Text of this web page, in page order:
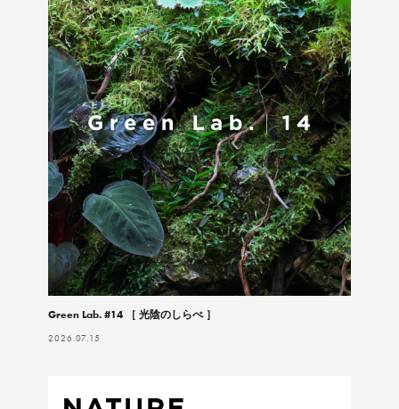
Green Lab. #14 ［ 光陰のしらべ ］
2026.07.15